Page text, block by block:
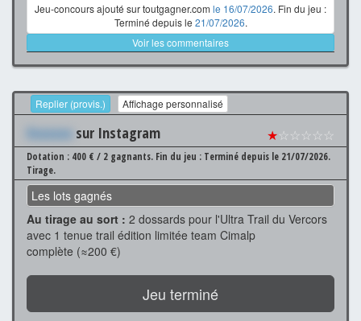
Jeu-concours ajouté sur toutgagner.com le 16/07/2026. Fin du jeu :
Terminé depuis le 21/07/2026.
Voir les commentaires
Replier (provis.) Affichage personnalisé
Xxxxxxx sur Instagram ★☆☆☆☆☆
Dotation : 400 € / 2 gagnants. Fin du jeu : Terminé depuis le 21/07/2026.
Tirage.
Les lots gagnés
Au tirage au sort : 2 dossards pour l'Ultra Trail du Vercors
avec 1 tenue trail édition limitée team Cimalp
complète (≈200 €)
Jeu terminé